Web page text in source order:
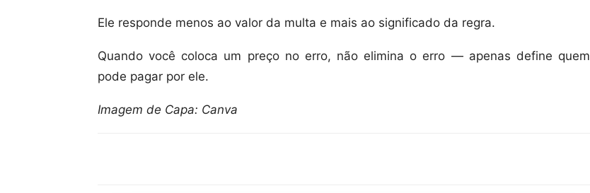
Ele responde menos ao valor da multa e mais ao significado da regra.
Quando você coloca um preço no erro, não elimina o erro — apenas define quem
pode pagar por ele.
Imagem de Capa: Canva